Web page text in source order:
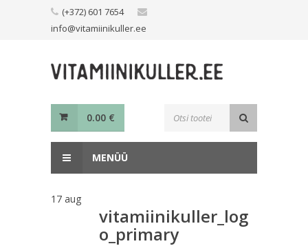
(+372) 601 7654
info@vitamiinikuller.ee
0.00 €
MENÜÜ
17 aug
vitamiinikuller_log
o_primary